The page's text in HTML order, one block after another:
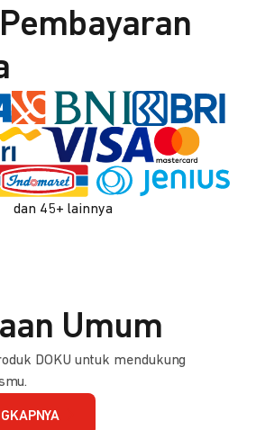
dan 45+ lainnya
Umum
DOKU untuk mendukung